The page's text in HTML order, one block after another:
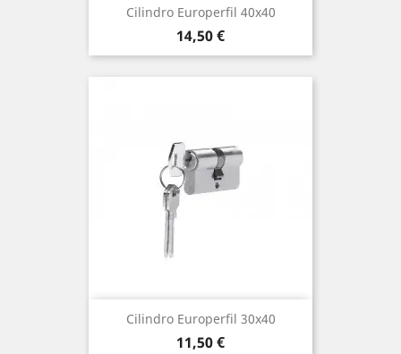
Cilindro Europerfil 40x40
Precio
14,50 €
Cilindro Europerfil 30x40
Precio
11,50 €